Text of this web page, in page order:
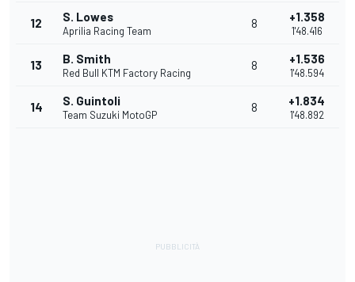
12 S. Lowes
Aprilia Racing Team
8 +1.358
1'48.416
13 B. Smith
Red Bull KTM Factory Racing
8 +1.536
1'48.594
14 S. Guintoli
Team Suzuki MotoGP
8 +1.834
1'48.892